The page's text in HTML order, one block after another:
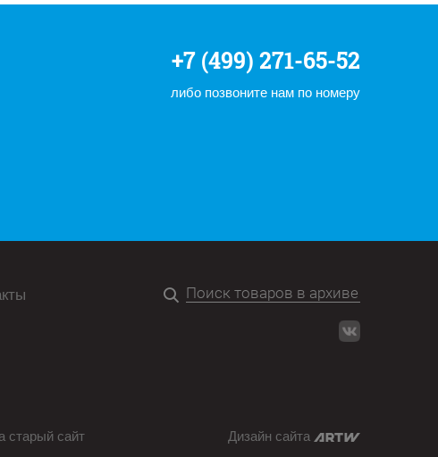
+7 (499) 271-65-52
либо позвоните нам по номеру
старый сайт Дизайн сайта